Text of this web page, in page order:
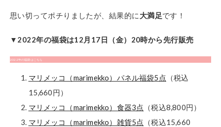
思い切ってポチりましたが、結果的に 大満足です！
▼2022年の福袋は12月17日（金）20時から先行販売
2022年の福袋はこちら
マリメッコ（marimekko）パネル福袋5点 （税込
15,660円）
マリメッコ（marimekko）食器3点 （税込8,800円）
マリメッコ（marimekko）雑貨5点 （税込15,660